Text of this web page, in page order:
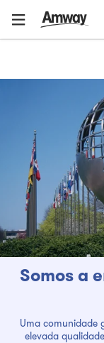
Somos a
Uma comunidade
elevada